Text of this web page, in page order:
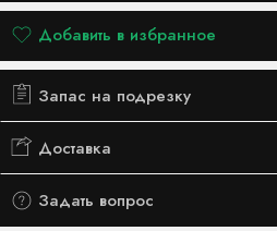
Добавить в избранное
Добавлено в список желаний
Запас на подрезку
Доставка
Задать вопрос